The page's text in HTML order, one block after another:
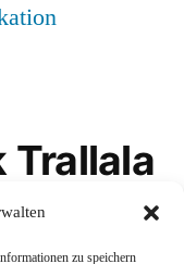
zu speichern
Trallala